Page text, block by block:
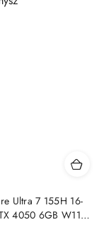
Ultra 7 155H 16-
4050 6GB W11